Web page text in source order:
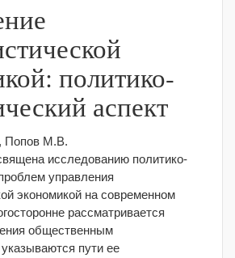
политико-
аспект
Попов М.В.
исследованию политико-
управления
экономикой на современном
рассматривается
общественным
пути ее